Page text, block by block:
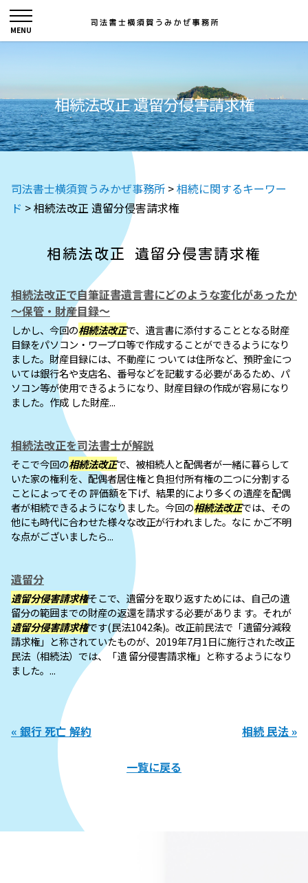
相続法改正 遺留分侵害請求権
司法書士横須賀うみかぜ事務所 >相続に関するキーワー
ド >相続法改正 遺留分侵害請求権
相続法改正 遺留分侵害請求権
相続法改正で自筆証書遺言書にどのような変化があったか
～保管・財産目録～
しかし、今回の相続法改正で、遺言書に添付することとなる財産
目録をパソコン・ワープロ等で作成することができるようになり
ました。財産目録には、不動産に ついては住所など、預貯金につ
いては銀行名や支店名、番号などを記載する必要があるため、パ
ソコン等が使用できるようになり、財産目録の作成が容易になり
ました。作成 した財産...
相続法改正を司法書士が解説
そこで今回の相続法改正で、被相続人と配偶者が一緒に暮らして
いた家の権利を、配偶者居住権と負担付所有権の二つに分割する
ことによってその 評価額を下げ、結果的により多くの遺産を配偶
者が相続できるようになりました。今回の相続法改正では、その
他にも時代に合わせた様々な改正が行われました。なに かご不明
な点がございましたら...
遺留分
遺留分侵害請求権そこで、遺留分を取り返すためには、自己の遺
留分の範囲までの財産の返還を請求する必要がありま す。それが
遺留分侵害請求権です(民法1042条)。改正前民法で「遺留分減殺
請求権」と称されていたものが、2019年7月1日に施行された改正
民法（相続法）では、「遺 留分侵害請求権」と称するようになり
ました。...
« 銀行 死亡 解約 相続 民法 »
一覧に戻る